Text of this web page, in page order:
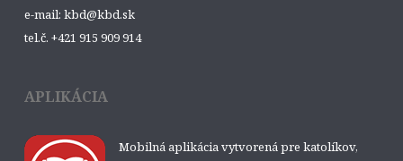
e-mail: kbd@kbd.sk
tel.č. +421 915 909 914
APLIKÁCIA
Mobilná aplikácia vytvorená pre katolíkov,